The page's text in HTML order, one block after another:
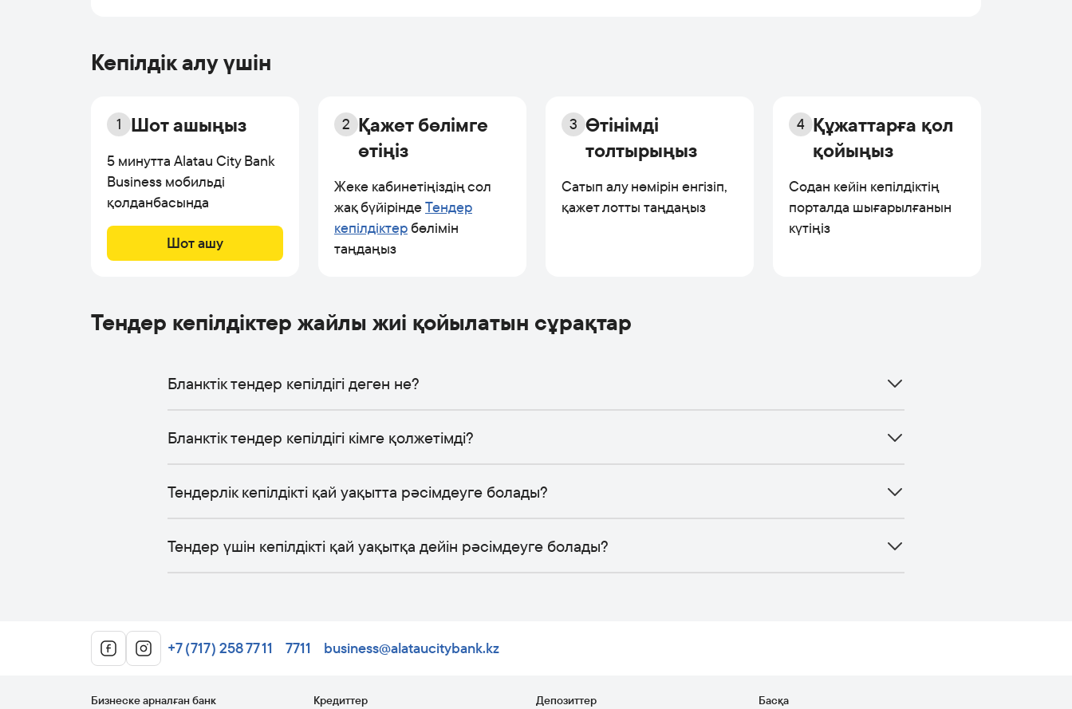
Кепілдік алу үшін
1 Шот ашыңыз
5 минутта Alatau City Bank
Business мобильді
қолданбасында
Шот ашу
2 Қажет бөлімге
өтіңіз
Жеке кабинетіңіздің сол
жақ бүйіріндеТендер
кепілдіктербөлімін
таңдаңыз
3 Өтінімді
толтырыңыз
Сатып алу нөмірін енгізіп,
қажет лотты таңдаңыз
4 Құжаттарға қол
қойыңыз
Содан кейін кепілдіктің
порталда шығарылғанын
күтіңіз
Тендер кепілдіктер жайлы жиі қойылатын сұрақтар
Бланктік тендер кепілдігі деген не?
Бланктік тендер кепілдігі кімге қолжетімді?
Тендерлік кепілдікті қай уақытта рәсімдеуге болады?
Тендер үшін кепілдікті қай уақытқа дейін рәсімдеуге болады?
+7 (717) 258 77 11 7711 business@alataucitybank.kz
Бизнеске арналған банк Кредиттер Депозиттер Басқа